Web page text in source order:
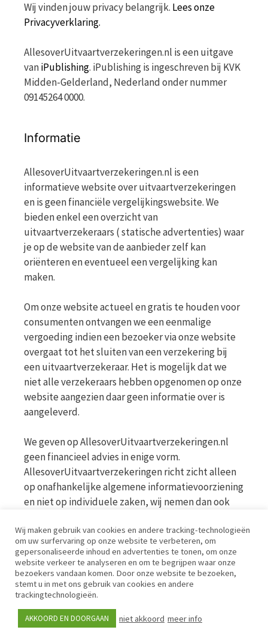
Wij vinden jouw privacy belangrijk. Lees onze
Privacyverklaring.
AllesoverUitvaartverzekeringen.nl is een uitgave
vaniPublishing. iPublishing is ingeschreven bij KVK
Midden-Gelderland, Nederland onder nummer
09145264 0000.
Informatie
AllesoverUitvaartverzekeringen.nl is een
informatieve website over uitvaartverzekeringen
en is geen financiële vergelijkingswebsite. We
bieden enkel een overzicht van
uitvaartverzekeraars ( statische advertenties) waar
je op de website van de aanbieder zelf kan
oriënteren en eventueel een vergelijking kan
maken.
Om onze website actueel en gratis te houden voor
consumenten ontvangen we een eenmalige
vergoeding indien een bezoeker via onze website
overgaat tot het sluiten van een verzekering bij
een uitvaartverzekeraar. Het is mogelijk dat we
niet alle verzekeraars hebben opgenomen op onze
website aangezien daar geen informatie over is
aangeleverd.
We geven op AllesoverUitvaartverzekeringen.nl
geen financieel advies in enige vorm.
AllesoverUitvaartverzekeringen richt zicht alleen
op onafhankelijke algemene informatievoorziening
en niet op individuele zaken, wij nemen dan ook
voor meer informatie op de website van de AFM
www.afm.nl
Disclaimer | Privacy | Cookies | Werkwijze
© iPublishing 2026
Wij maken gebruik van cookies en andere tracking-technologieën
om uw surfervaring op onze website te verbeteren, om
gepersonaliseerde inhoud en advertenties te tonen, om onze
website verkeer te analyseren en om te begrijpen waar onze
bezoekers vandaan komen. Door onze website te bezoeken,
stemt u in met ons gebruik van cookies en andere
trackingtechnologieën.
AKKOORD EN DOORGAAN niet akkoord meer info